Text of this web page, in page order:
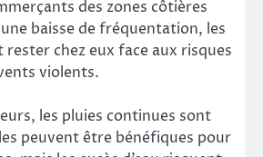
des zones côtières
baisse de fréquentation, les
chez eux face aux risques
violents.
les pluies continues sont
peuvent être bénéfiques pour